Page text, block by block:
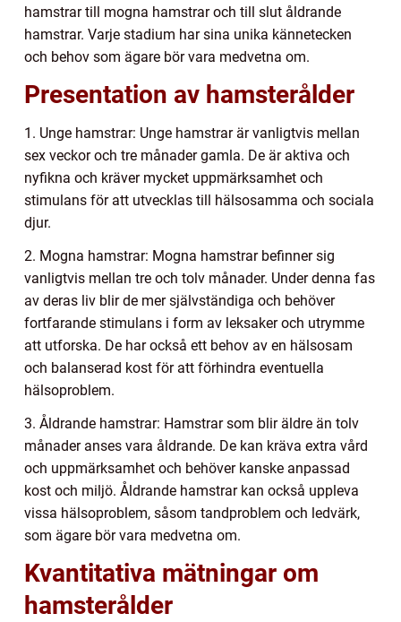
hamstrar till mogna hamstrar och till slut åldrande
hamstrar. Varje stadium har sina unika kännetecken
och behov som ägare bör vara medvetna om.
Presentation av hamsterålder
1. Unge hamstrar: Unge hamstrar är vanligtvis mellan
sex veckor och tre månader gamla. De är aktiva och
nyfikna och kräver mycket uppmärksamhet och
stimulans för att utvecklas till hälsosamma och sociala
djur.
2. Mogna hamstrar: Mogna hamstrar befinner sig
vanligtvis mellan tre och tolv månader. Under denna fas
av deras liv blir de mer självständiga och behöver
fortfarande stimulans i form av leksaker och utrymme
att utforska. De har också ett behov av en hälsosam
och balanserad kost för att förhindra eventuella
hälsoproblem.
3. Åldrande hamstrar: Hamstrar som blir äldre än tolv
månader anses vara åldrande. De kan kräva extra vård
och uppmärksamhet och behöver kanske anpassad
kost och miljö. Åldrande hamstrar kan också uppleva
vissa hälsoproblem, såsom tandproblem och ledvärk,
som ägare bör vara medvetna om.
Kvantitativa mätningar om
hamsterålder